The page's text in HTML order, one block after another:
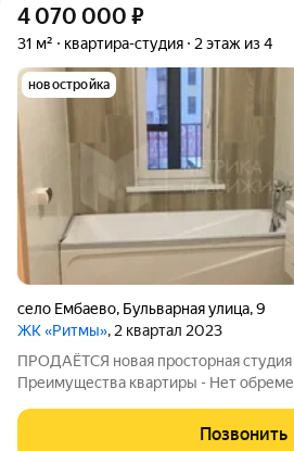
4 070 000 ₽
31 м² квартира-студия 2 этаж из 4
новостройка
село Ембаево, Бульварная улица,9
ЖК «Ритмы», 2 квартал 2023
ПРОДАЁТСЯ новая просторная
Преимущества квартиры - Нет
Позвонить